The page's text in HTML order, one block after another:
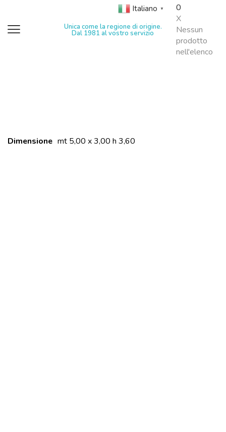
Italiano ▼
Unica come la regione di origine.
Dal 1981 al vostro servizio
0
X
Nessun
prodotto
nell'elenco
Dimensione mt 5,00 x 3,00 h 3,60